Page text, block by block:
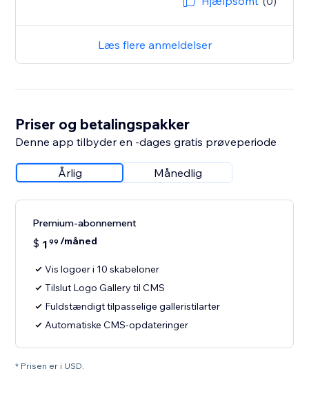
Læs flere anmeldelser
Priser og betalingspakker
Denne app tilbyder en -dages gratis prøveperiode
Årlig Månedlig
Premium-abonnement
$ 1 99 /måned
Vis logoer i 10 skabeloner
Tilslut Logo Gallery til CMS
Fuldstændigt tilpasselige galleristilarter
Automatiske CMS-opdateringer
* Prisen er i USD.